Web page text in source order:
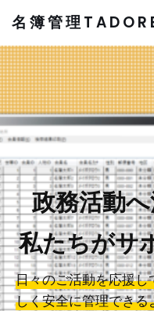
コ
ン
テ
ン
ツ
へ
ス
キ
ッ
プ
名 簿 管 理 T A D O R
政務活動
私たちがサ
日々のご活動を応援
しく安全に管理でき